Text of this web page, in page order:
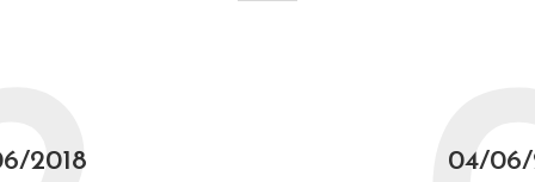
2018 04/06/